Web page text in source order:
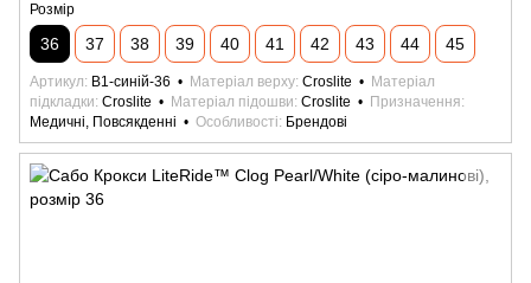
Розмір
36 37 38 39 40 41 42 43 44 45
Артикул B1-синій-36 Матеріал верху Croslite
Матеріал
підкладки Croslite Матеріал підошви Croslite
Призначення
Медичні, Повсякденні
Особливості Брендові